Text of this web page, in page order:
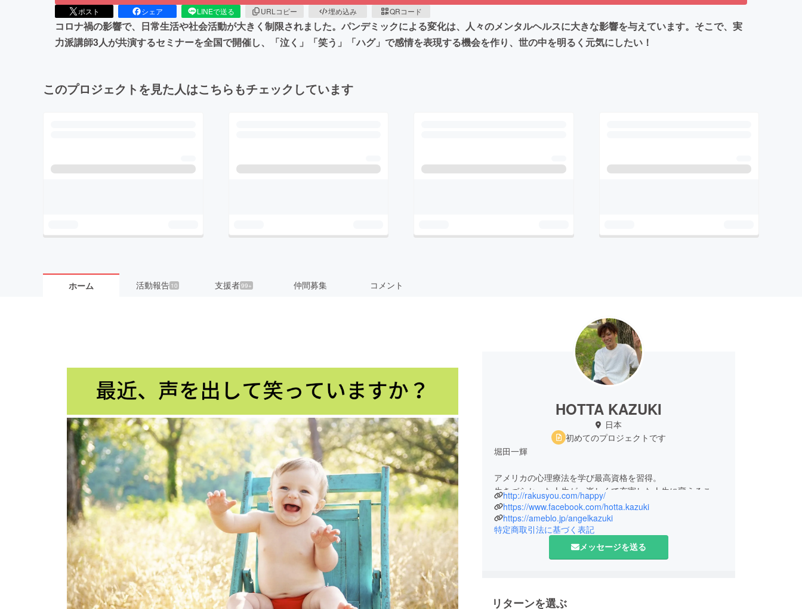
ポスト シェア LINEで送る URLコピー 埋め込み QRコード
コロナ禍の影響で、日常生活や社会活動が大きく制限されました。パンデミックによる変化は、人々のメンタルヘルスに大きな影響を与えています。そこで、実
力派講師3人が共演するセミナーを全国で開催し、「泣く」「笑う」「ハグ」で感情を表現する機会を作り、世の中を明るく元気にしたい！
このプロジェクトを見た人はこちらもチェックしています
ホーム 活動報告 10 支援者99+ 仲間募集 コメント
HOTTA KAZUKI
日本
初めてのプロジェクトです
堀田一輝
アメリカの心理療法を学び最高資格を習得。
生きづらかった人生が、楽しくて充実した人生に変えること
ことができた自身の体験を元に、人は変われるということを
世に広める必要性に目覚める。
それが原点となり「楽しく笑って楽しく生きる」をテーマに
したセミナー活動をスタート。
「自分を好きになる」「自分らしく生きる」「人間関係の改
http://rakusyou.com/happy/
https://www.facebook.com/hotta.kazuki
https://ameblo.jp/angelkazuki
特定商取引法に基づく表記
メッセージを送る
リターンを選ぶ